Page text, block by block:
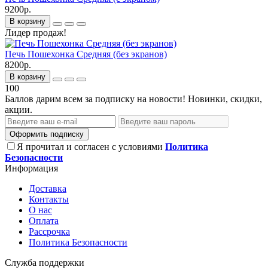
9200р.
В корзину
Лидер продаж!
Печь Пошехонка Средняя (без экранов)
8200р.
В корзину
100
Баллов дарим всем за подписку на новости! Новинки, скидки,
акции.
Оформить подписку
Я прочитал и согласен с условиями Политика
Безопасности
Информация
Доставка
Контакты
О нас
Оплата
Рассрочка
Политика Безопасности
Служба поддержки